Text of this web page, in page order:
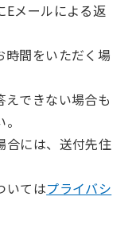
Eメールによる返
時間をいただく場
えできない場合も
合には、送付先住
いてはプライバシ